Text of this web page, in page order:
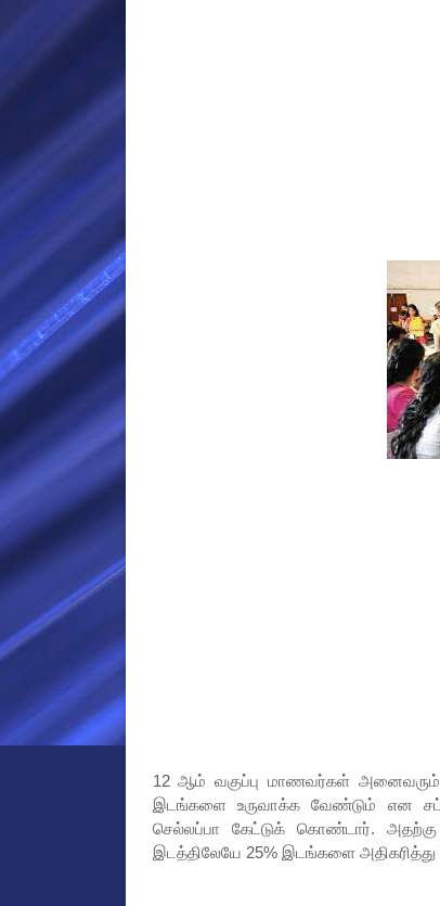
12 ஆம் வகுப்பு மாணவர்கள் அனைவரும்
இடங்களை உருவாக்க வேண்டும் என
செல்லப்பா கேட்டுக் கொண்டார். அதற்கு
இடத்திலேயே 25% இடங்களை